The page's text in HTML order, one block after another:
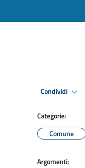
Condividi
Categorie:
Comune
Argomenti: